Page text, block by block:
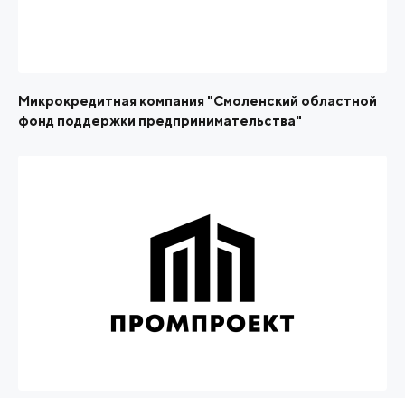
Микрокредитная компания "Смоленский областной
фонд поддержки предпринимательства"